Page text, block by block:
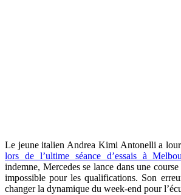
Le jeune italien Andrea Kimi Antonelli a
lors de l’ultime séance d’essais à
indemne, Mercedes se lance dans une
impossible pour les qualifications. Son
changer la dynamique du week-end pour